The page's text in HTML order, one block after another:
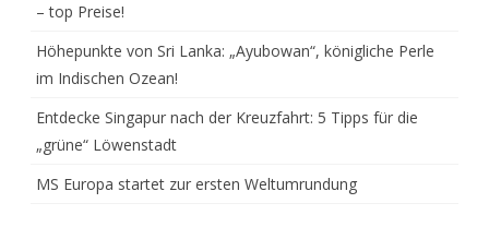
– top Preise!
Höhepunkte von Sri Lanka: „Ayubowan“, königliche Perle
im Indischen Ozean!
Entdecke Singapur nach der Kreuzfahrt: 5 Tipps für die
„grüne“ Löwenstadt
MS Europa startet zur ersten Weltumrundung